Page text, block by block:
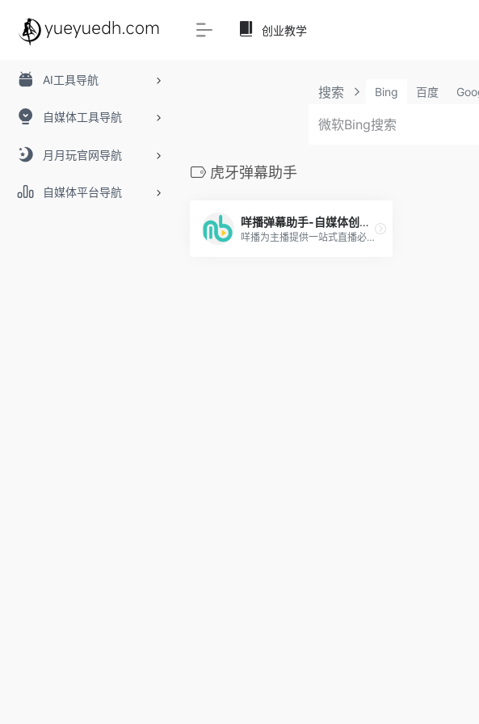
AI工具导航
自媒体工具导航
月月玩官网导航
自媒体平台导航
创业教学
搜索 Bing 百度
虎牙弹幕助手
咩播弹幕助手-自媒体创业者如何利用咩播在视频/直播中获得更多粉丝及收益
咩播为主播提供一站式直播必备工具。包含弹幕助手、屏幕美化、语音播报、弹幕点歌等主播必备核心功能，目前已支持虎牙、斗鱼、哔哩哔哩、抖音、网易CC、企鹅电竞等十几个直播平台。